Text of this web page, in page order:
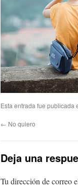
Esta entrada fue publicada
← No quiero
Deja una
Tu dirección de correo